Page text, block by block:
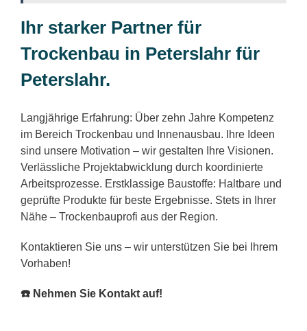
Ihr starker Partner für
Trockenbau in Peterslahr für
Peterslahr.
Langjährige Erfahrung: Über zehn Jahre Kompetenz
im Bereich Trockenbau und Innenausbau. Ihre Ideen
sind unsere Motivation – wir gestalten Ihre Visionen.
Verlässliche Projektabwicklung durch koordinierte
Arbeitsprozesse. Erstklassige Baustoffe: Haltbare und
geprüfte Produkte für beste Ergebnisse. Stets in Ihrer
Nähe – Trockenbauprofi aus der Region.
Kontaktieren Sie uns – wir unterstützen Sie bei Ihrem
Vorhaben!
☎️ Nehmen Sie Kontakt auf!